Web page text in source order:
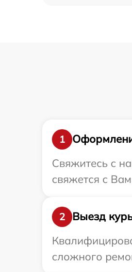
1
Свяжитесь с
свяжется с
2
Выезд
сложного